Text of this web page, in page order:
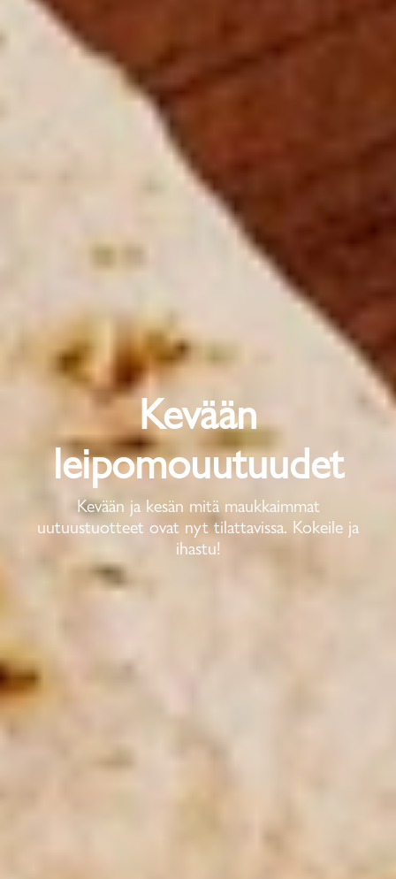
Kevään
leipomouutuudet
Kevään ja kesän mitä maukkaimmat
uutuustuotteet ovat nyt tilattavissa. Kokeile ja
ihastu!